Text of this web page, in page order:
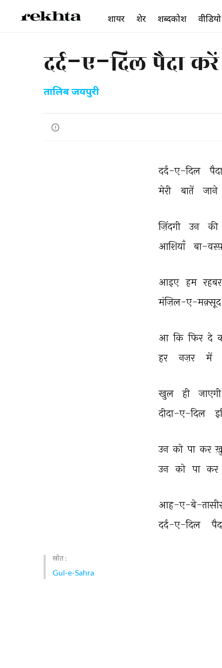
दर्द-ए-दिल पैदा
तालिब जयपुरी
दर्द-ए-दिल
मेरी
बातें जाने
ज़िंदगी उन
की
आशियाँ
बा-
आइए हम
मंज़िल-ए-
आ कि फिर दे
हर
नज़र में
खुल ही
दीदा-ए-दिल
उन को पा कर
उन को पा कर
आह-ए-बे-
दर्द-ए-दिल
स्रोत :
Gul-e-Sahra
शायर शेर शब्दकोश वीडियो